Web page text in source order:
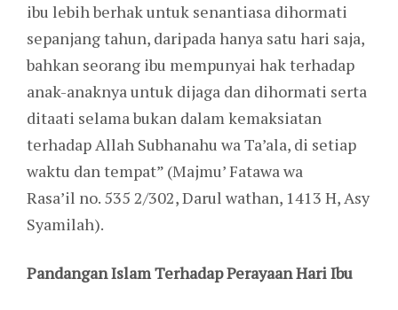
ibu lebih berhak untuk senantiasa dihormati
sepanjang tahun, daripada hanya satu hari saja,
bahkan seorang ibu mempunyai hak terhadap
anak-anaknya untuk dijaga dan dihormati serta
ditaati selama bukan dalam kemaksiatan
terhadap Allah Subhanahu wa Ta’ala, di setiap
waktu dan tempat” (Majmu’ Fatawa wa
Rasa’il no. 535 2/302, Darul wathan, 1413 H, Asy
Syamilah).
Pandangan Islam Terhadap Perayaan Hari Ibu